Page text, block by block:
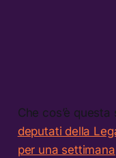
Che cos’è
deputati della
per una settimana